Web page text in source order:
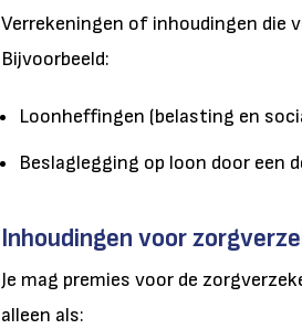
Verrekeningen of inhoudingen die
Bijvoorbeeld:
Loonheffingen (belasting en
Beslaglegging op loon door een
Inhoudingen voor
Je mag premies voor de
alleen als: